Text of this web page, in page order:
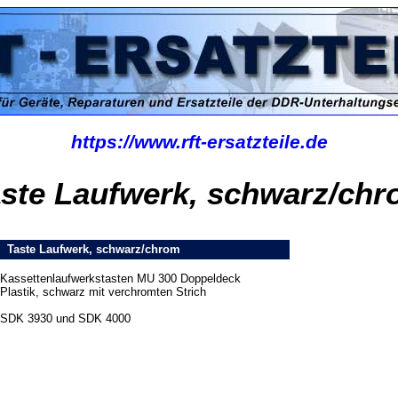
https://www.rft-ersatzteile.de
Laufwerk, schwarz/
Taste Laufwerk, schwarz/chrom
Kassettenlaufwerkstasten MU 300 Doppeldeck
Plastik, schwarz mit verchromten Strich
SDK 3930 und SDK 4000